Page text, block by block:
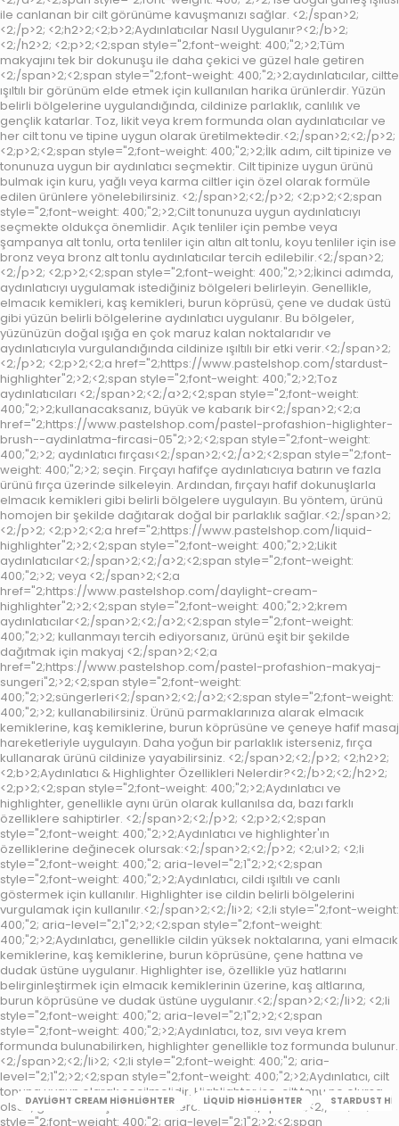
ile canlanan bir cilt görünüme kavuşmanızı sağlar. <2;/span>2;
<2;/p>2; <2;h2>2;<2;b>2;Aydınlatıcılar Nasıl Uygulanır?<2;/b>2;
<2;/h2>2; <2;p>2;<2;span style="2;font-weight: 400;"2;>2;Tüm
makyajını tek bir dokunuşu ile daha çekici ve güzel hale getiren
<2;/span>2;<2;span style="2;font-weight: 400;"2;>2;aydınlatıcılar, ciltte
ışıltılı bir görünüm elde etmek için kullanılan harika ürünlerdir. Yüzün
belirli bölgelerine uygulandığında, cildinize parlaklık, canlılık ve
gençlik katarlar. Toz, likit veya krem formunda olan aydınlatıcılar ve
her cilt tonu ve tipine uygun olarak üretilmektedir.<2;/span>2;<2;/p>2;
<2;p>2;<2;span style="2;font-weight: 400;"2;>2;İlk adım, cilt tipinize ve
tonunuza uygun bir aydınlatıcı seçmektir. Cilt tipinize uygun ürünü
bulmak için kuru, yağlı veya karma ciltler için özel olarak formüle
edilen ürünlere yönelebilirsiniz. <2;/span>2;<2;/p>2; <2;p>2;<2;span
style="2;font-weight: 400;"2;>2;Cilt tonunuza uygun aydınlatıcıyı
seçmekte oldukça önemlidir. Açık tenliler için pembe veya
şampanya alt tonlu, orta tenliler için altın alt tonlu, koyu tenliler için ise
bronz veya bronz alt tonlu aydınlatıcılar tercih edilebilir.<2;/span>2;
<2;/p>2; <2;p>2;<2;span style="2;font-weight: 400;"2;>2;İkinci adımda,
aydınlatıcıyı uygulamak istediğiniz bölgeleri belirleyin. Genellikle,
elmacık kemikleri, kaş kemikleri, burun köprüsü, çene ve dudak üstü
gibi yüzün belirli bölgelerine aydınlatıcı uygulanır. Bu bölgeler,
yüzünüzün doğal ışığa en çok maruz kalan noktalarıdır ve
aydınlatıcıyla vurgulandığında cildinize ışıltılı bir etki verir.<2;/span>2;
<2;/p>2; <2;p>2;<2;a href="2;https://www.pastelshop.com/stardust-
highlighter"2;>2;<2;span style="2;font-weight: 400;"2;>2;Toz
aydınlatıcıları <2;/span>2;<2;/a>2;<2;span style="2;font-weight:
400;"2;>2;kullanacaksanız, büyük ve kabarık bir<2;/span>2;<2;a
href="2;https://www.pastelshop.com/pastel-profashion-higlighter-
brush--aydinlatma-fircasi-05"2;>2;<2;span style="2;font-weight:
400;"2;>2; aydınlatıcı fırçası<2;/span>2;<2;/a>2;<2;span style="2;font-
weight: 400;"2;>2; seçin. Fırçayı hafifçe aydınlatıcıya batırın ve fazla
ürünü fırça üzerinde silkeleyin. Ardından, fırçayı hafif dokunuşlarla
elmacık kemikleri gibi belirli bölgelere uygulayın. Bu yöntem, ürünü
homojen bir şekilde dağıtarak doğal bir parlaklık sağlar.<2;/span>2;
<2;/p>2; <2;p>2;<2;a href="2;https://www.pastelshop.com/liquid-
highlighter"2;>2;<2;span style="2;font-weight: 400;"2;>2;Likit
aydınlatıcılar<2;/span>2;<2;/a>2;<2;span style="2;font-weight:
400;"2;>2; veya <2;/span>2;<2;a
href="2;https://www.pastelshop.com/daylight-cream-
highlighter"2;>2;<2;span style="2;font-weight: 400;"2;>2;krem
aydınlatıcılar<2;/span>2;<2;/a>2;<2;span style="2;font-weight:
400;"2;>2; kullanmayı tercih ediyorsanız, ürünü eşit bir şekilde
dağıtmak için makyaj <2;/span>2;<2;a
href="2;https://www.pastelshop.com/pastel-profashion-makyaj-
sungeri"2;>2;<2;span style="2;font-weight:
400;"2;>2;süngerleri<2;/span>2;<2;/a>2;<2;span style="2;font-weight:
400;"2;>2; kullanabilirsiniz. Ürünü parmaklarınıza alarak elmacık
kemiklerine, kaş kemiklerine, burun köprüsüne ve çeneye hafif masaj
hareketleriyle uygulayın. Daha yoğun bir parlaklık isterseniz, fırça
kullanarak ürünü cildinize yayabilirsiniz. <2;/span>2;<2;/p>2; <2;h2>2;
<2;b>2;Aydınlatıcı & Highlighter Özellikleri Nelerdir?<2;/b>2;<2;/h2>2;
<2;p>2;<2;span style="2;font-weight: 400;"2;>2;Aydınlatıcı ve
highlighter, genellikle aynı ürün olarak kullanılsa da, bazı farklı
özelliklere sahiptirler. <2;/span>2;<2;/p>2; <2;p>2;<2;span
style="2;font-weight: 400;"2;>2;Aydınlatıcı ve highlighter'ın
özelliklerine değinecek olursak:<2;/span>2;<2;/p>2; <2;ul>2; <2;li
style="2;font-weight: 400;"2; aria-level="2;1"2;>2;<2;span
style="2;font-weight: 400;"2;>2;Aydınlatıcı, cildi ışıltılı ve canlı
göstermek için kullanılır. Highlighter ise cildin belirli bölgelerini
vurgulamak için kullanılır.<2;/span>2;<2;/li>2; <2;li style="2;font-weight:
400;"2; aria-level="2;1"2;>2;<2;span style="2;font-weight:
400;"2;>2;Aydınlatıcı, genellikle cildin yüksek noktalarına, yani elmacık
kemiklerine, kaş kemiklerine, burun köprüsüne, çene hattına ve
dudak üstüne uygulanır. Highlighter ise, özellikle yüz hatlarını
belirginleştirmek için elmacık kemiklerinin üzerine, kaş altlarına,
burun köprüsüne ve dudak üstüne uygulanır.<2;/span>2;<2;/li>2; <2;li
style="2;font-weight: 400;"2; aria-level="2;1"2;>2;<2;span
style="2;font-weight: 400;"2;>2;Aydınlatıcı, toz, sıvı veya krem
formunda bulunabilirken, highlighter genellikle toz formunda bulunur.
<2;/span>2;<2;/li>2; <2;li style="2;font-weight: 400;"2; aria-
level="2;1"2;>2;<2;span style="2;font-weight: 400;"2;>2;Aydınlatıcı, cilt
tonuna uygun olarak seçilmelidir. Highlighter ise, cilt tonu ne olursa
olsun, genellikle açık tonlarda tercih edilir.<2;/span>2;<2;/li>2; <2;li
style="2;font-weight: 400;"2; aria-level="2;1"2;>2;<2;span
DAYLIGHT CREAM HIGHLIGHTER LIQUID HIGHLIGHTER STARDUST